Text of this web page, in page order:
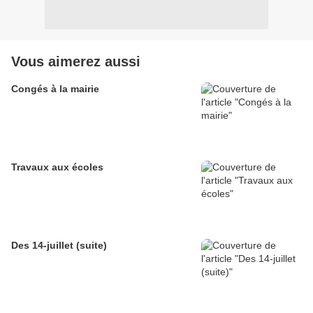
Vous aimerez aussi
Congés à la mairie
Travaux aux écoles
Des 14-juillet (suite)